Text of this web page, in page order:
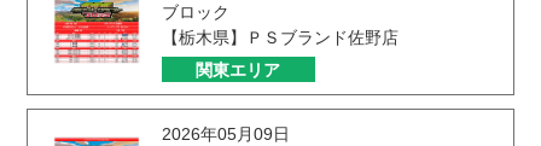
ブロック
【栃木県】ＰＳブランド佐野店
関東エリア
2026年05月09日